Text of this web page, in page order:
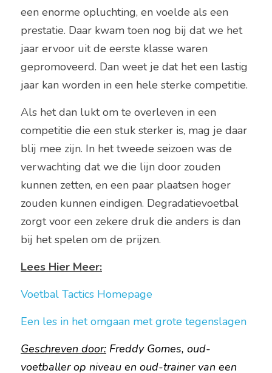
een enorme opluchting, en voelde als een
prestatie. Daar kwam toen nog bij dat we het
jaar ervoor uit de eerste klasse waren
gepromoveerd. Dan weet je dat het een lastig
jaar kan worden in een hele sterke competitie.
Als het dan lukt om te overleven in een
competitie die een stuk sterker is, mag je daar
blij mee zijn. In het tweede seizoen was de
verwachting dat we die lijn door zouden
kunnen zetten, en een paar plaatsen hoger
zouden kunnen eindigen. Degradatievoetbal
zorgt voor een zekere druk die anders is dan
bij het spelen om de prijzen.
Lees Hier Meer:
Voetbal Tactics Homepage
Een les in het omgaan met grote tegenslagen
Geschreven door: Freddy Gomes, oud-
voetballer op niveau en oud-trainer van een